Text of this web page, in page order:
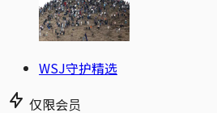
WSJ守护精选
仅限会员